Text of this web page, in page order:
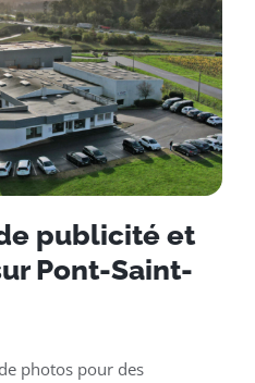
publicité et
Pont-Saint-
photos pour des